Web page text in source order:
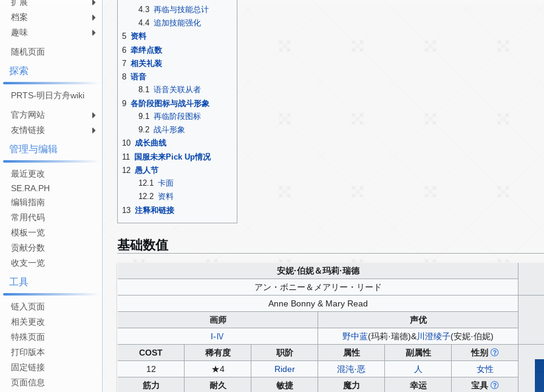
4.3 再临与技能总计
4.4 追加技能强化
5 资料
6 牵绊点数
7 相关礼装
8 语音
8.1 语音关联从者
9 各阶段图标与战斗形象
9.1 再临阶段图标
9.2 战斗形象
10 成长曲线
11
国服未来Pick Up情况
12 愚人节
12.1 卡面
12.2 资料
13 注释和链接
基础数值
安妮·伯妮＆玛莉·瑞德
アン・ボニー＆メアリー・リード
Anne Bonny & Mary Read
画师
声优
I-Ⅳ
野中蓝(玛莉·瑞德)&川澄绫子(安妮·伯妮)
COST
稀有度 职阶 属性 副属性
性别
12
★4 Rider 混沌·恶 人
女性
筋力
耐久 敏捷 魔力 幸运
宝具
档案
趣味
随机页面
探索
PRTS-明日方舟wiki
官方网站
友情链接
管理与编辑
最近更改
SE.RA.PH
编辑指南
常用代码
模板一览
贡献分数
收支一览
工具
链入页面
相关更改
特殊页面
打印版本
固定链接
页面信息